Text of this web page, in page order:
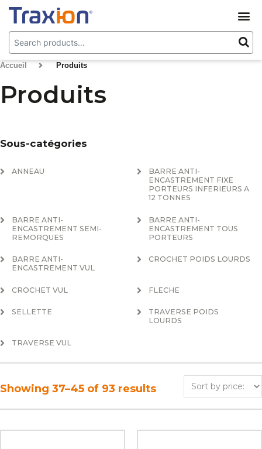
Accueil Produits
Produits
Sous-catégories
ANNEAU
BARRE ANTI-
ENCASTREMENT FIXE
PORTEURS INFERIEURS A
12 TONNES
BARRE ANTI-
ENCASTREMENT SEMI-
REMORQUES
BARRE ANTI-
ENCASTREMENT TOUS
PORTEURS
BARRE ANTI-
ENCASTREMENT VUL
CROCHET POIDS LOURDS
CROCHET VUL FLECHE
SELLETTE
TRAVERSE POIDS
LOURDS
TRAVERSE VUL
Showing 37–45 of 93 results